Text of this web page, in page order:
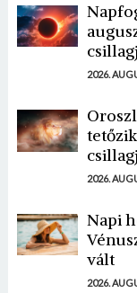
2026.
2026.
Napi
vált
2026.